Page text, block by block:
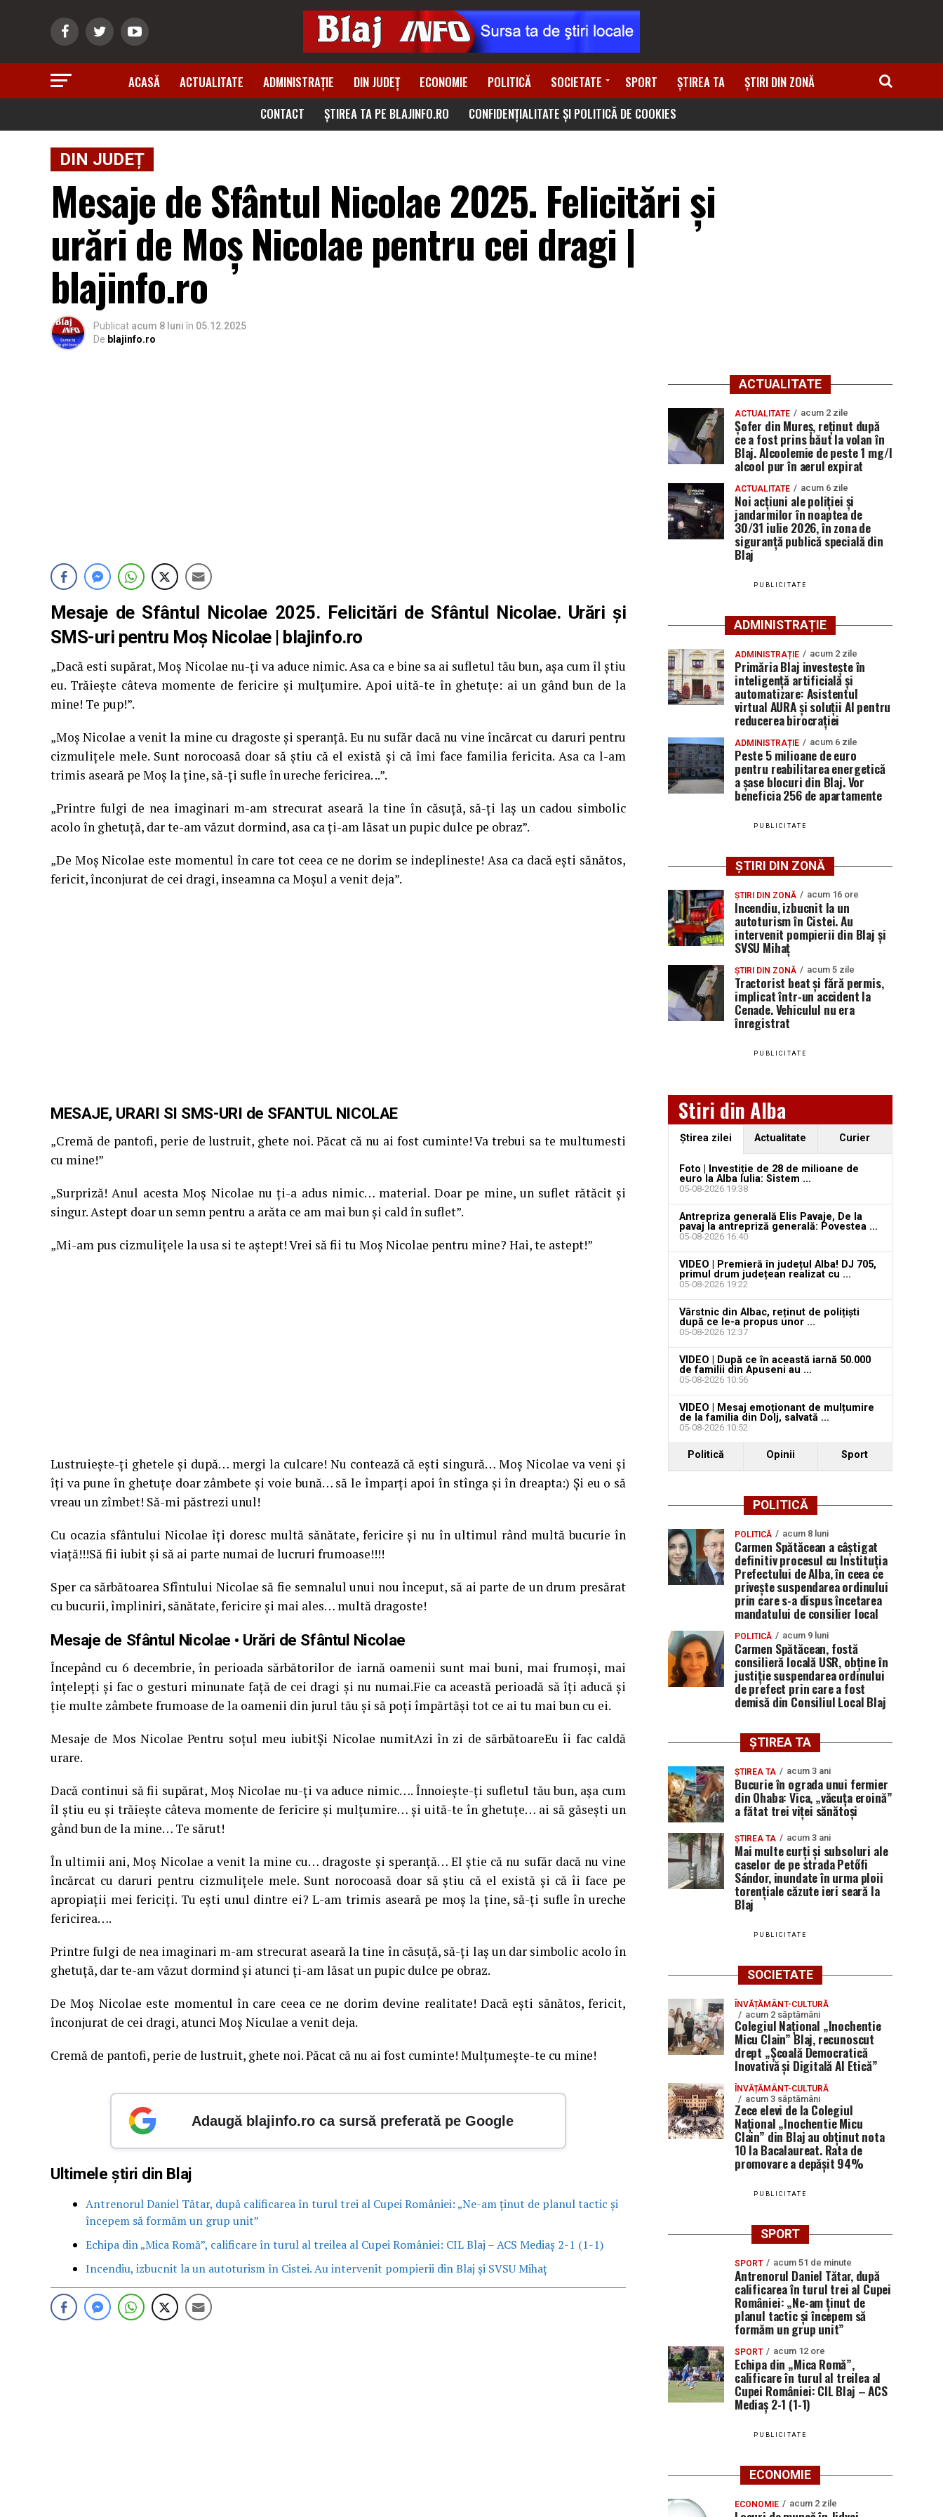
ACASĂ ACTUALITATE ADMINISTRAȚIE DIN JUDEȚ ECONOMIE POLITICĂ SOCIETATE SPORT ȘTIREA TA
ȘTIRI DIN ZONĂ
CONTACT
ȘTIREA TA PE BLAJINFO.RO CONFIDENȚIALITATE ȘI POLITICĂ DE COOKIES
DIN JUDEȚ
Mesaje de Sfântul Nicolae 2025. Felicitări și
urări de Moș Nicolae pentru cei dragi |
blajinfo.ro
Publicat acum 8 luni în 05.12.2025
De blajinfo.ro
Mesaje de Sfântul Nicolae2025. Felicitări de Sfântul Nicolae. Urări și
SMS-uri pentru Moș Nicolae | blajinfo.ro
„Dacă esti supărat, Moş Nicolae nu-ţi va aduce nimic. Asa ca e bine sa ai sufletul tău bun, aşa cum îl ştiu
eu. Trăieşte câteva momente de fericire şi mulţumire. Apoi uită-te în ghetuţe: ai un gând bun de la
mine! Te pup!”.
„Moş Nicolae a venit la mine cu dragoste şi speranţă. Eu nu sufăr dacă nu vine încărcat cu daruri pentru
cizmuliţele mele. Sunt norocoasă doar să ştiu că el există şi că îmi face familia fericita. Asa ca l-am
trimis aseară pe Moş la ţine, să-ţi sufle în ureche fericirea. ..”.
„Printre fulgi de nea imaginari m-am strecurat aseară la tine în căsuţă, să-ţi laş un cadou simbolic
acolo în ghetuţă, dar te-am văzut dormind, asa ca ţi-am lăsat un pupic dulce pe obraz”.
„De Moş Nicolae este momentul în care tot ceea ce ne dorim se indeplineste! Asa ca dacă eşti sănătos,
fericit, înconjurat de cei dragi, inseamna ca Moşul a venit deja”.
MESAJE, URARI SI SMS-URI de SFANTUL NICOLAE
„Cremă de pantofi, perie de lustruit, ghete noi. Păcat că nu ai fost cuminte! Va trebui sa te multumesti
cu mine!”
„Surpriză! Anul acesta Moş Nicolae nu ţi-a adus nimic… material. Doar pe mine, un suflet rătăcit şi
singur. Astept doar un semn pentru a arăta ce am mai bun şi cald în suflet”.
„Mi-am pus cizmuliţele la usa si te aştept! Vrei să fii tu Moş Nicolae pentru mine? Hai, te astept!”
Lustruieşte-ţi ghetele şi după… mergi la culcare! Nu contează că eşti singură… Moş Nicolae va veni şi
îţi va pune în ghetuţe doar zâmbete şi voie bună… să le împarţi apoi în stînga şi în dreapta:) Şi eu o să
vreau un zîmbet! Să-mi păstrezi unul!
Cu ocazia sfântului Nicolae îţi doresc multă sănătate, fericire şi nu în ultimul rând multă bucurie în
viaţă!!!Să fii iubit şi să ai parte numai de lucruri frumoase!!!!
Sper ca sărbătoarea Sfîntului Nicolae să fie semnalul unui nou început, să ai parte de un drum presărat
cu bucurii, împliniri, sănătate, fericire şi mai ales… multă dragoste!
Mesaje de Sfântul Nicolae • Urări de Sfântul Nicolae
Începând cu 6 decembrie, în perioada sărbătorilor de iarnă oamenii sunt mai buni, mai frumoşi, mai
înţelepţi şi fac o gesturi minunate faţă de cei dragi şi nu numai.Fie ca această perioadă să îţi aducă şi
ţie multe zâmbete frumoase de la oamenii din jurul tău şi să poţi împărtăşi tot ce ai tu mai bun cu ei.
Mesaje de Mos Nicolae Pentru soţul meu iubitŞi Nicolae numitAzi în zi de sărbătoareEu îi fac caldă
urare.
Dacă continui să fii supărat, Moş Nicolae nu-ţi va aduce nimic…. Înnoieşte-ţi sufletul tău bun, aşa cum
îl ştiu eu şi trăieşte câteva momente de fericire şi mulţumire… şi uită-te în ghetuţe… ai să găseşti un
gând bun de la mine… Te sărut!
În ultimii ani, Moş Nicolae a venit la mine cu… dragoste şi speranţă… El ştie că nu sufăr dacă nu vine
încărcat cu daruri pentru cizmuliţele mele. Sunt norocoasă doar să ştiu că el există şi că îi face pe
apropiaţii mei fericiţi. Tu eşti unul dintre ei? L-am trimis aseară pe moş la ţine, să-ţi sufle în ureche
fericirea….
Printre fulgi de nea imaginari m-am strecurat aseară la tine în căsuţă, să-ţi laş un dar simbolic acolo în
ghetuţă, dar te-am văzut dormind şi atunci ţi-am lăsat un pupic dulce pe obraz.
De Moş Nicolae este momentul în care ceea ce ne dorim devine realitate! Dacă eşti sănătos, fericit,
înconjurat de cei dragi, atunci Moş Niculae a venit deja.
Cremă de pantofi, perie de lustruit, ghete noi. Păcat că nu ai fost cuminte! Mulţumeşte-te cu mine!
Adaugă blajinfo.ro ca sursă preferată pe Google
Ultimele știri din Blaj
Antrenorul Daniel Tătar, după calificarea în turul trei al Cupei României: „Ne-am ținut de planul tactic și
începem să formăm un grup unit”
Echipa din „Mica Romă”, calificare în turul al treilea al Cupei României: CIL Blaj – ACS Mediaș 2-1 (1-1)
Incendiu, izbucnit la un autoturism în Cistei. Au intervenit pompierii din Blaj și SVSU Mihaț
ACTUALITATE
ACTUALITATE acum 2 zile
Șofer din Mureș, reținut după
ce a fost prins băut la volan în
Blaj. Alcoolemie de peste 1 mg/l
alcool pur în aerul expirat
ACTUALITATE acum 6 zile
Noi acțiuni ale poliției și
jandarmilor în noaptea de
30/31 iulie 2026, în zona de
siguranță publică specială din
Blaj
PUBLICITATE
ADMINISTRAȚIE
ADMINISTRAȚIE acum 2 zile
Primăria Blaj investește în
inteligență artificială și
automatizare: Asistentul
virtual AURA și soluții AI pentru
reducerea birocrației
ADMINISTRAȚIE acum 6 zile
Peste 5 milioane de euro
pentru reabilitarea energetică
a șase blocuri din Blaj. Vor
beneficia 256 de apartamente
PUBLICITATE
ȘTIRI DIN ZONĂ
ȘTIRI DIN ZONĂ acum 16 ore
Incendiu, izbucnit la un
autoturism în Cistei. Au
intervenit pompierii din Blaj și
SVSU Mihaț
ȘTIRI DIN ZONĂ acum 5 zile
Tractorist beat și fără permis,
implicat într-un accident la
Cenade. Vehiculul nu era
înregistrat
PUBLICITATE
Stiri din Alba
Ştirea zilei Actualitate Curier
Foto | Investiție de 28 de milioane de
euro la Alba Iulia: Sistem ...
05-08-2026 19:38
Antrepriza generală Elis Pavaje, De la
pavaj la antrepriză generală: Povestea ...
05-08-2026 16:40
VIDEO | Premieră în județul Alba! DJ 705,
primul drum județean realizat cu ...
05-08-2026 19:22
Vârstnic din Albac, reținut de polițiști
după ce le-a propus unor ...
05-08-2026 12:37
VIDEO | După ce în această iarnă 50.000
de familii din Apuseni au ...
05-08-2026 10:56
VIDEO | Mesaj emoționant de mulțumire
de la familia din Dolj, salvată ...
05-08-2026 10:52
Politică Opinii Sport
POLITICĂ
POLITICĂ acum 8 luni
Carmen Spătăcean a câștigat
definitiv procesul cu Instituția
Prefectului de Alba, în ceea ce
privește suspendarea ordinului
prin care s-a dispus încetarea
mandatului de consilier local
POLITICĂ acum 9 luni
Carmen Spătăcean, fostă
consilieră locală USR, obține în
justiție suspendarea ordinului
de prefect prin care a fost
demisă din Consiliul Local Blaj
ȘTIREA TA
ȘTIREA TA acum 3 ani
Bucurie în ograda unui fermier
din Ohaba: Vica, „văcuța eroină”
a fătat trei viței sănătoși
ȘTIREA TA acum 3 ani
Mai multe curți și subsoluri ale
caselor de pe strada Petőfi
Sándor, inundate în urma ploii
torențiale căzute ieri seară la
Blaj
PUBLICITATE
SOCIETATE
ÎNVĂȚĂMÂNT-CULTURĂ
acum 2 săptămâni
Colegiul Național „Inochentie
Micu Clain” Blaj, recunoscut
drept „Școală Democratică
Inovativă și Digitală AI Etică”
ÎNVĂȚĂMÂNT-CULTURĂ
acum 3 săptămâni
Zece elevi de la Colegiul
Național „Inochentie Micu
Clain” din Blaj au obținut nota
10 la Bacalaureat. Rata de
promovare a depășit 94%
PUBLICITATE
SPORT
SPORT acum 51 de minute
Antrenorul Daniel Tătar, după
calificarea în turul trei al Cupei
României: „Ne-am ținut de
planul tactic și începem să
formăm un grup unit”
SPORT acum 12 ore
Echipa din „Mica Romă”,
calificare în turul al treilea al
Cupei României: CIL Blaj – ACS
Mediaș 2-1 (1-1)
PUBLICITATE
ECONOMIE
ECONOMIE acum 2 zile